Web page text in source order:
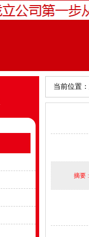
当前位置：
摘要 :